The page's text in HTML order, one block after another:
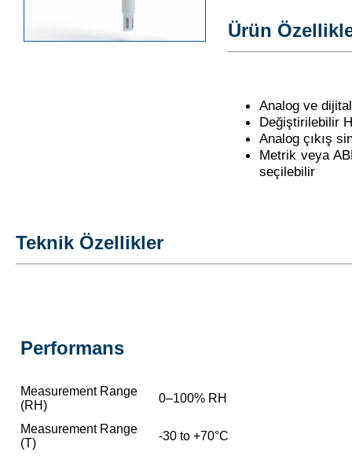
Ürün
Analog ve
Değiştirilebilir
Analog çıkış
Metrik veya
seçilebilir
Teknik Özellikler
Performans
Measurement Range
(RH)
0–100% RH
Measurement Range
(T)
-30 to +70°C